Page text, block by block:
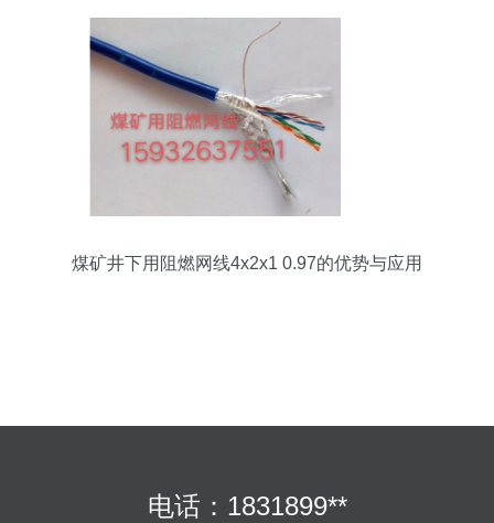
煤矿井下用阻燃网线4x2x1 0.97的优势与应用
电话：1831899**